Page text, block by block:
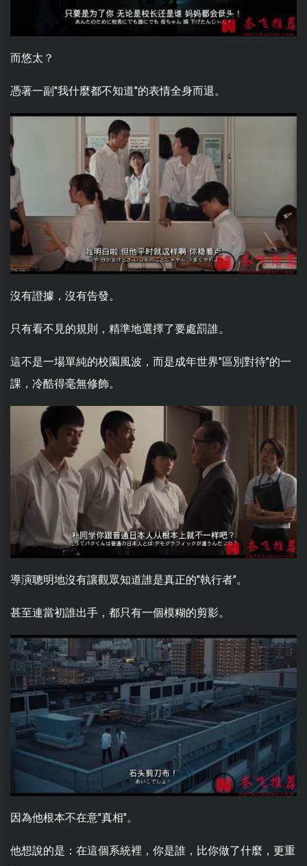
而悠太？
憑著一副"我什麼都不知道"的表情全身而退。
沒有證據，沒有告發。
只有看不見的規則，精準地選擇了要處罰誰。
這不是一場單純的校園風波，而是成年世界"區別對待"的一
課，冷酷得毫無修飾。
導演聰明地沒有讓觀眾知道誰是真正的"執行者"。
甚至連當初誰出手，都只有一個模糊的剪影。
因為他根本不在意"真相"。
他想說的是：在這個系統裡，你是誰，比你做了什麼，更重